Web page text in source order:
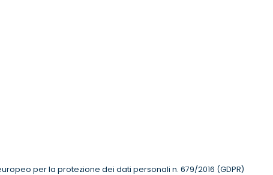
per la protezione dei dati personali n. 679/2016 (GDPR)